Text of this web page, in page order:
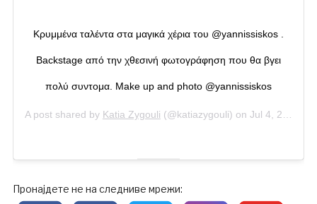
Κρυμμένα ταλέντα στα μαγικά χέρια του @yannissiskos .
Backstage από την χθεσινή φωτογράφηση που θα βγει
πολύ συντομα. Make up and photo @yannissiskos
A post shared by Katia Zygouli (@katiazygouli) on Jul 4, 2020 at 5:26am PDT
Пронајдете не на следниве мрежи: